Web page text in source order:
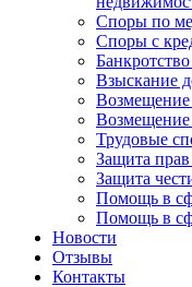
Споры по
Споры с
Взыскание
Возмещение
Трудовые
Защита
Защита
Помощь в
Помощь в
Новости
Отзывы
Контакты